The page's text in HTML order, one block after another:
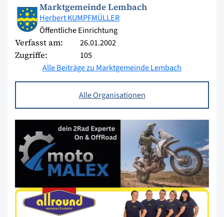
Marktgemeinde Lembach
Herbert KUMPFMÜLLER
Öffentliche Einrichtung
Verfasst am: 26.01.2002
Zugriffe:
105
Alle Beiträge zu Marktgemeinde Lembach
Alle Organisationen